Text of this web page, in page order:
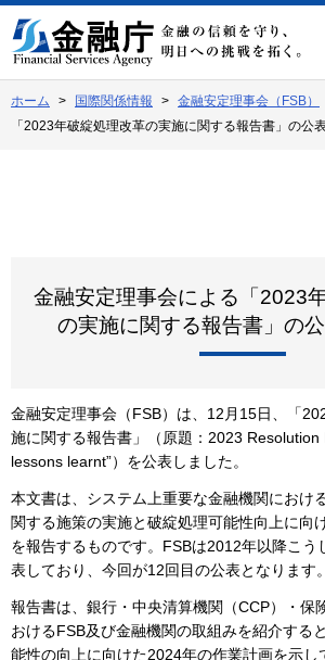
文
へ
動
ホーム 国際関係情報 金融安定理事会（FSB）
「2023年破綻処理改革の実施に関する報告書」の公
金融安定理事会による「2023
の実施に関する報告書」の
金融安定理事会（FSB）は、12月15日、「
施に関する報告書」（原題：2023 Resolution
lessons learnt”）を公表しました。
本文書は、システム上重要な金融機関におけ
関する施策の実施と破綻処理可能性向上に向
を報告するものです。FSBは2012年以降こう
表しており、今回が12回目の公表となります。
報告書は、銀行・中央清算機関（CCP）・保
おけるFSB及び金融機関の取組みを紹介する
能性の向上に向けた2024年の作業計画を示し